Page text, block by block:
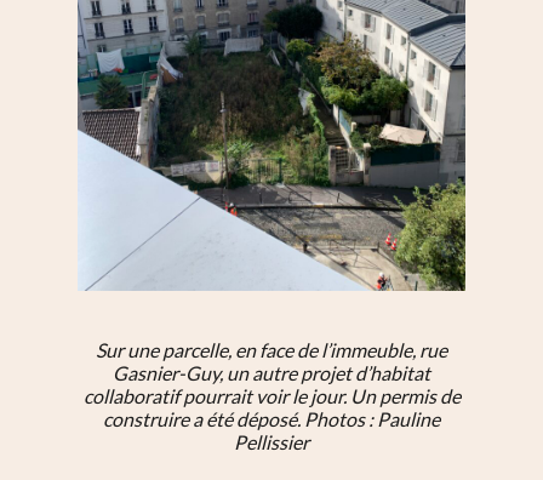
Sur une parcelle, en face de l’immeuble, rue
Gasnier-Guy, un autre projet d’habitat
collaboratif pourrait voir le jour. Un permis de
construire a été déposé. Photos : Pauline
Pellissier